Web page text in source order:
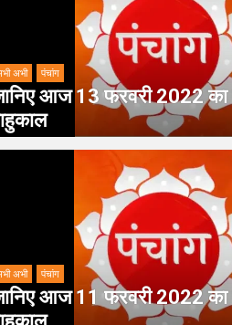
अभी पंचांग
आज 13 फरवरी 2022 का
अभी पंचांग
आज 11 फरवरी 2022 का